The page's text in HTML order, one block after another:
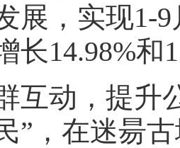
展，实现1-
长14.98%和
互动，提升
”，在迷昜